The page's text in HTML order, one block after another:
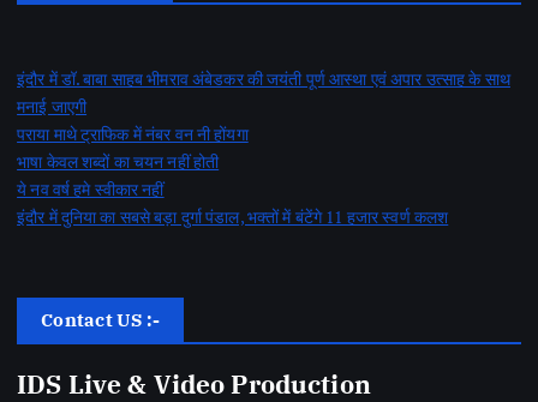
इंदौर में डॉ. बाबा साहब भीमराव अंबेडकर की जयंती पूर्ण आस्था एवं अपार उत्साह के साथ
मनाई जाएगी
पराया माथे ट्राफिक में नंबर वन नी होंयगा
भाषा केवल शब्दों का चयन नहीं होती
ये नव वर्ष हमे स्वीकार नहीं
इंदौर में दुनिया का सबसे बड़ा दुर्गा पंडाल, भक्तों में बंटेंगे 11 हजार स्वर्ण कलश
Contact US :-
IDS Live & Video Production